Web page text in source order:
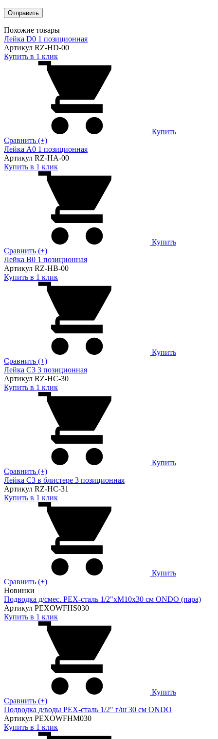
Похожие товары
Лейка D0 1 позиционная
Артикул RZ-HD-00
Купить в 1 клик
Купить
Сравнить (+)
Лейка A0 1 позиционная
Артикул RZ-HA-00
Купить в 1 клик
Купить
Сравнить (+)
Лейка B0 1 позиционная
Артикул RZ-HB-00
Купить в 1 клик
Купить
Сравнить (+)
Лейка C3 3 позиционная
Артикул RZ-HC-30
Купить в 1 клик
Купить
Сравнить (+)
Лейка C3 в блистере 3 позиционная
Артикул RZ-HC-31
Купить в 1 клик
Купить
Сравнить (+)
Новинки
Подводка д/смес. PEX-сталь 1/2"xM10x30 см ONDO (пара)
Артикул PEXOWFHS030
Купить в 1 клик
Купить
Сравнить (+)
Подводка д/воды PEX-сталь 1/2" г/ш 30 cм ONDO
Артикул PEXOWFHM030
Купить в 1 клик